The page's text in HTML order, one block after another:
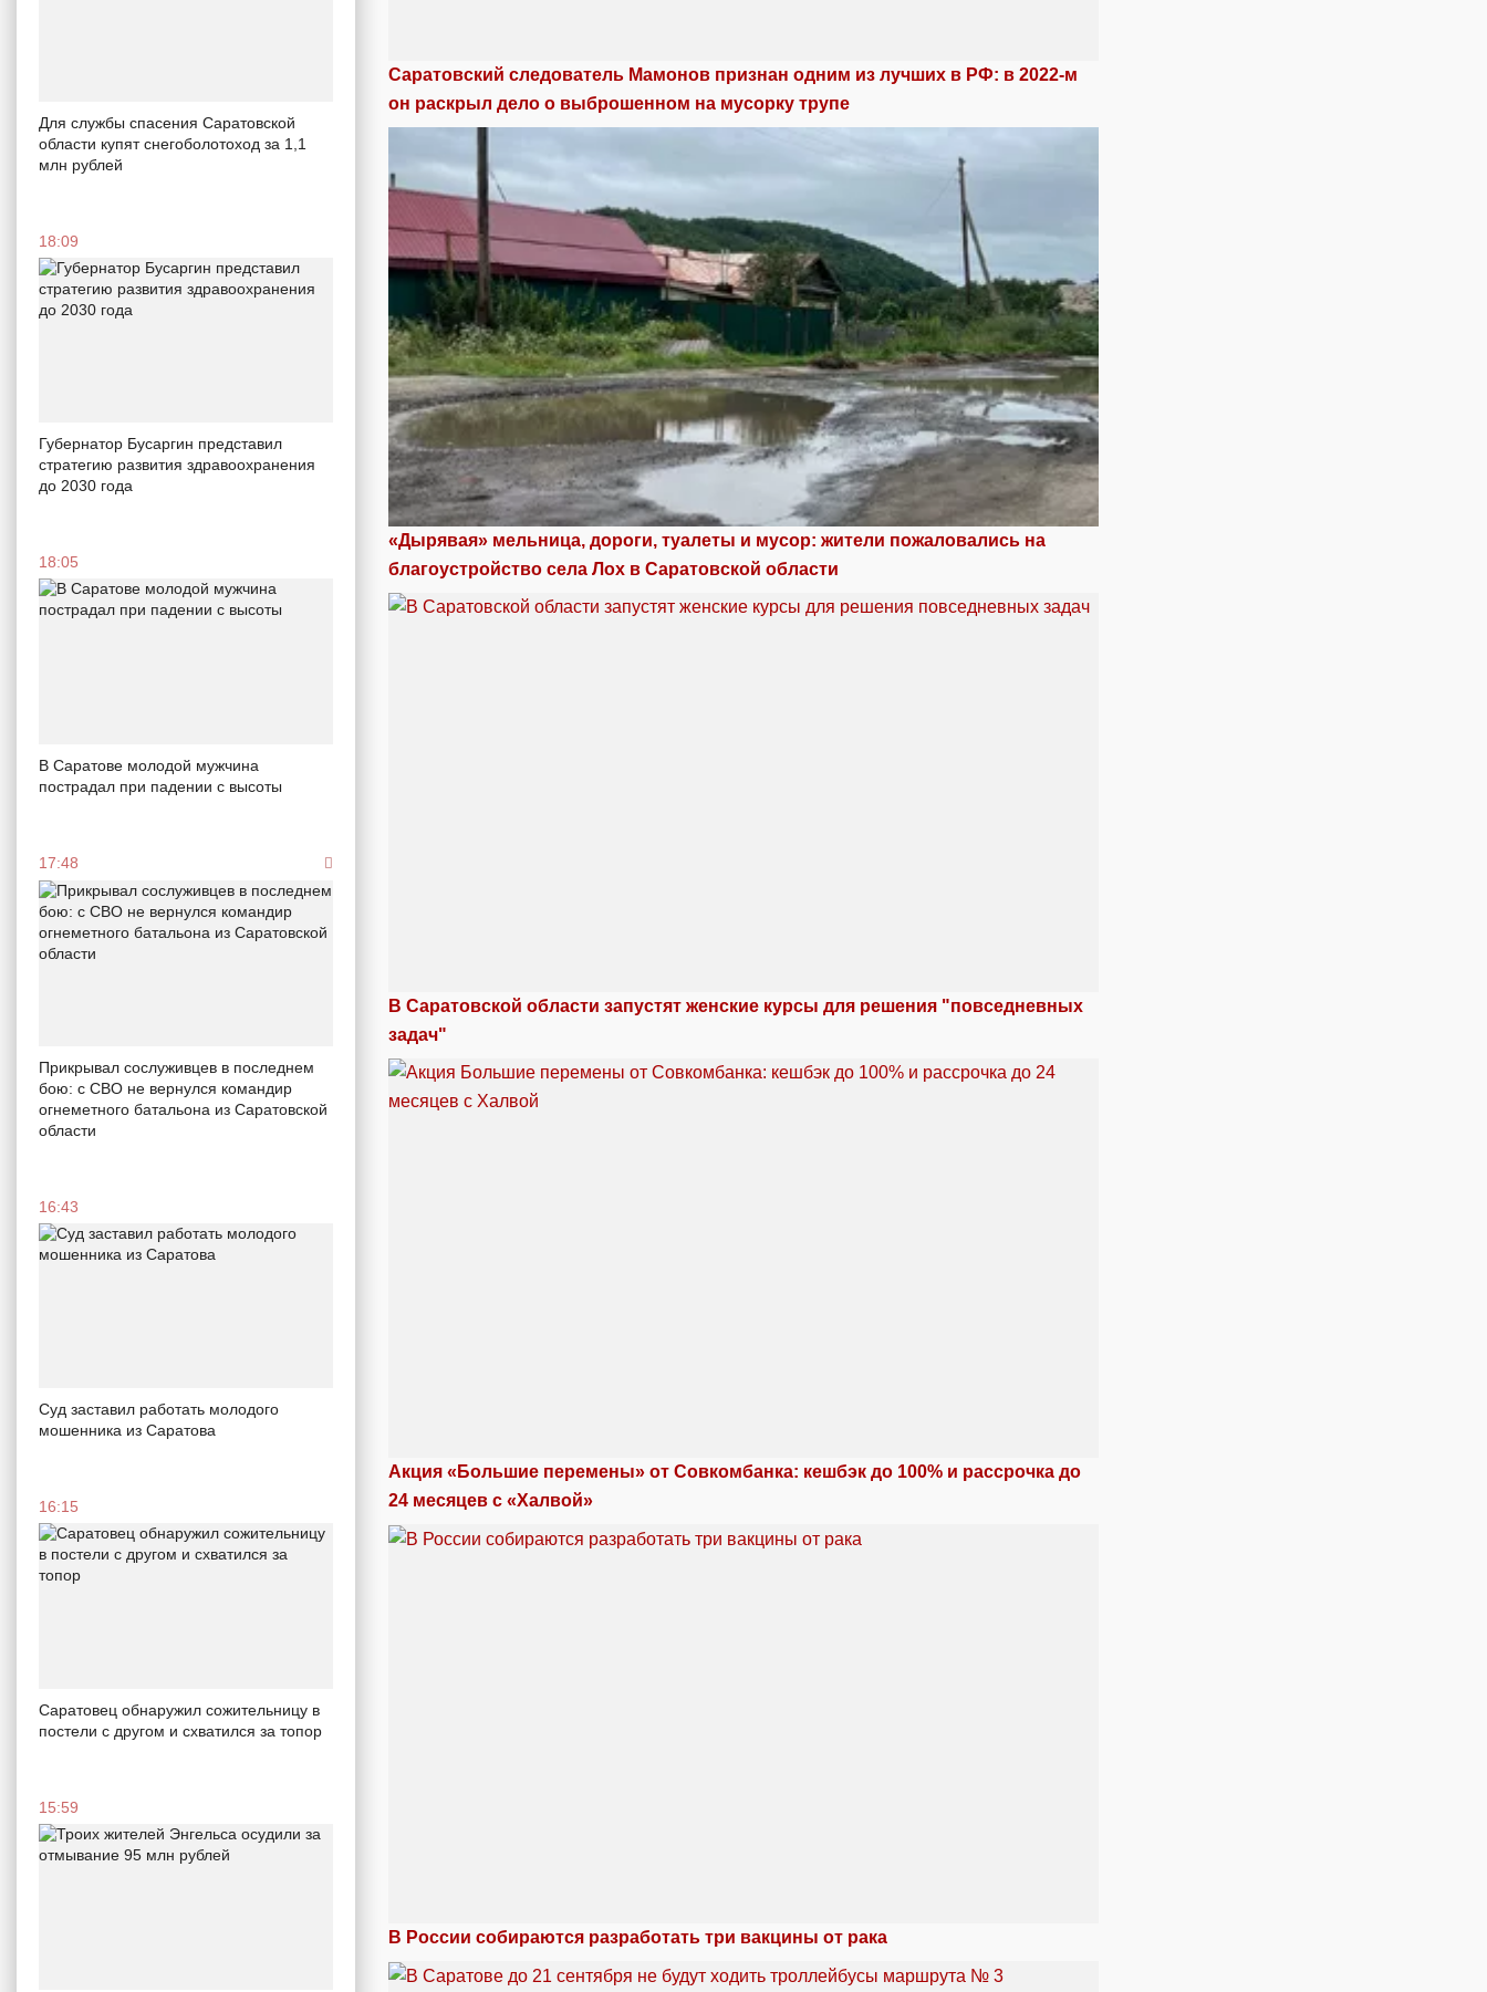
Для службы спасения Саратовской
области купят снегоболотоход за 1,1
млн рублей
18:09
Губернатор Бусаргин представил
стратегию развития здравоохранения
до 2030 года
18:05
В Саратове молодой мужчина
пострадал при падении с высоты
17:48
Прикрывал сослуживцев в последнем
бою: с СВО не вернулся командир
огнеметного батальона из Саратовской
области
16:43
Суд заставил работать молодого
мошенника из Саратова
16:15
Саратовец обнаружил сожительницу в
постели с другом и схватился за топор
15:59
Саратовский следователь Мамонов признан одним из лучших в РФ: в 2022-м
он раскрыл дело о выброшенном на мусорку трупе
«Дырявая» мельница, дороги, туалеты и мусор: жители пожаловались на
благоустройство села Лох в Саратовской области
В Саратовской области запустят женские курсы для решения "повседневных
задач"
Акция «Большие перемены» от Совкомбанка: кешбэк до 100% и рассрочка до
24 месяцев с «Халвой»
В России собираются разработать три вакцины от рака